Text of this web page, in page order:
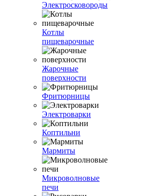
Электросковороды
Котлы
пищеварочные
Жарочные
поверхности
Фритюрницы
Электроварки
Коптильни
Мармиты
Микроволновые
печи